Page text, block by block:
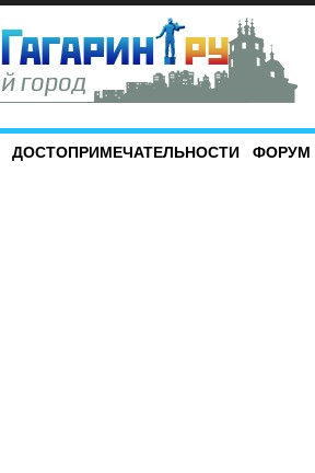
ДОСТОПРИМЕЧАТЕЛЬНОСТИ ФОРУМ